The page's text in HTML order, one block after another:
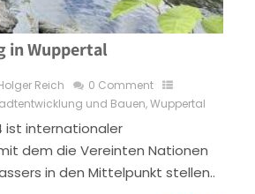
in Wuppertal
Reich
0 Comment
und Bauen,Wuppertal
ist internationaler
dem die Vereinten Nationen
in den Mittelpunkt stellen..